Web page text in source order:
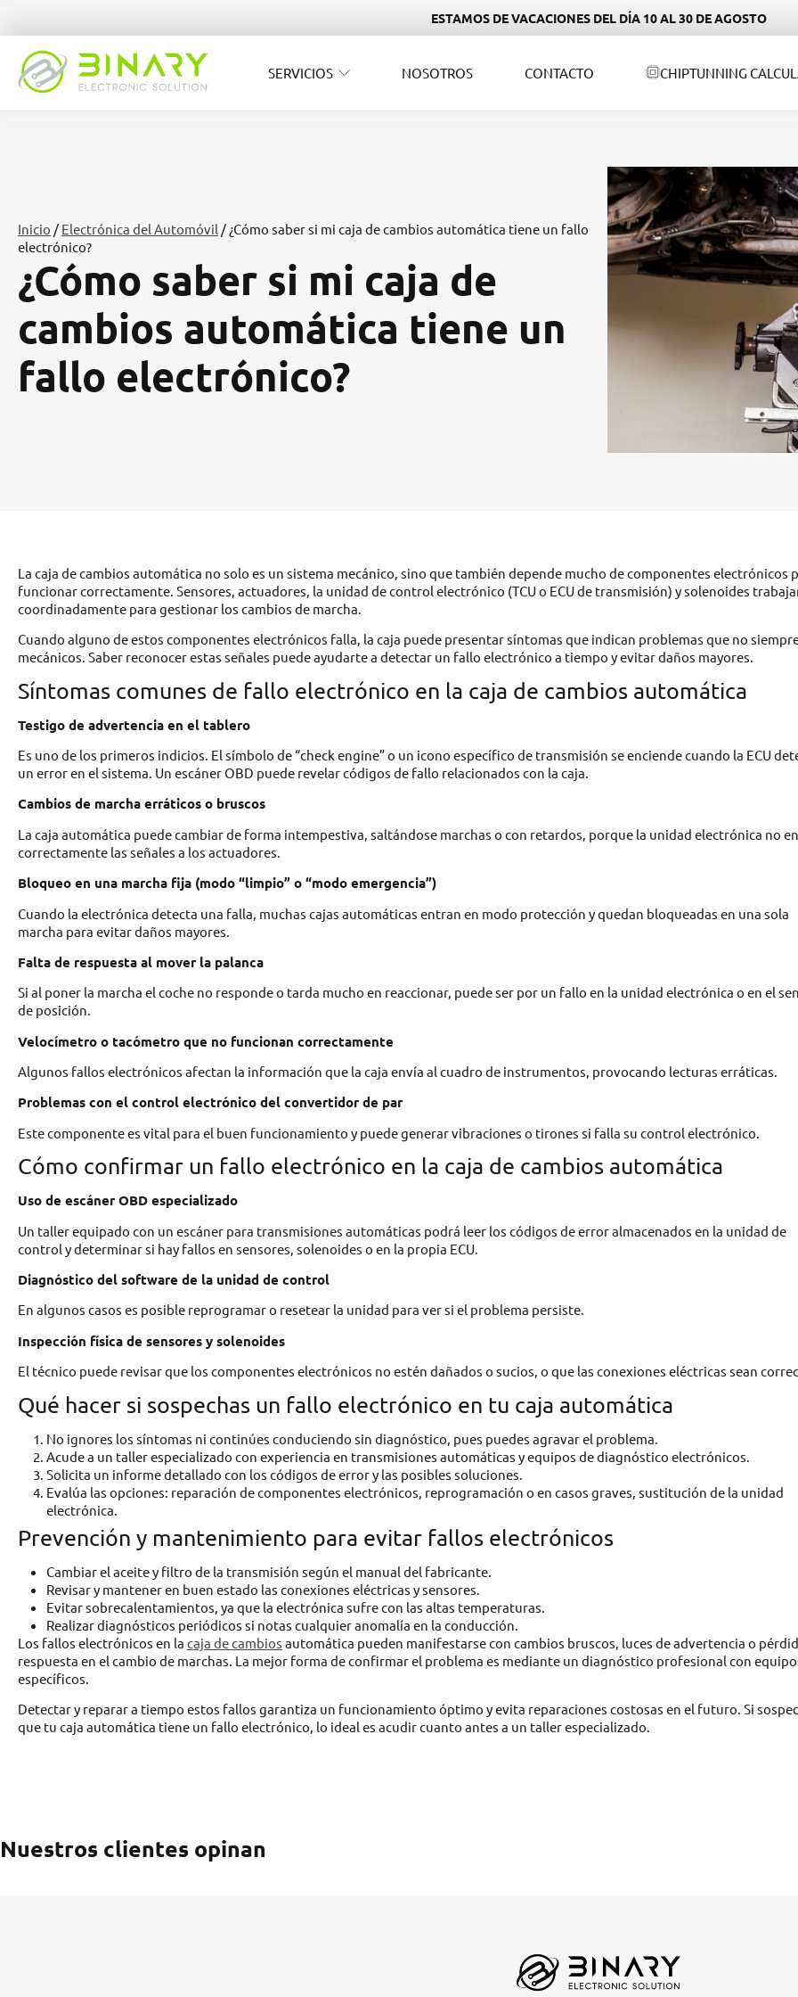
ESTAMOS DE VACACIONES DEL DÍA 10 AL 30 DE AGOSTO
SERVICIOS NOSOTROS CONTACTO CHIPTUNNING
Inicio / Electrónica del Automóvil / ¿Cómo saber si mi caja de cambios automática tiene un fallo
electrónico?
¿Cómo saber si mi caja de
cambios automática tiene un
fallo electrónico?
La caja de cambios automática no solo es un sistema mecánico, sino que también depende mucho de componentes electrónicos
funcionar correctamente. Sensores, actuadores, la unidad de control electrónico (TCU o ECU de transmisión) y solenoides
coordinadamente para gestionar los cambios de marcha.
Cuando alguno de estos componentes electrónicos falla, la caja puede presentar síntomas que indican problemas que no
mecánicos. Saber reconocer estas señales puede ayudarte a detectar un fallo electrónico a tiempo y evitar daños mayores.
Síntomas comunes de fallo electrónico en la caja de cambios automática
Testigo de advertencia en el tablero
Es uno de los primeros indicios. El símbolo de “check engine” o un icono específico de transmisión se enciende cuando la ECU
un error en el sistema. Un escáner OBD puede revelar códigos de fallo relacionados con la caja.
Cambios de marcha erráticos o bruscos
La caja automática puede cambiar de forma intempestiva, saltándose marchas o con retardos, porque la unidad electrónica no
correctamente las señales a los actuadores.
Bloqueo en una marcha fija (modo “limpio” o “modo emergencia”)
Cuando la electrónica detecta una falla, muchas cajas automáticas entran en modo protección y quedan bloqueadas en una sola
marcha para evitar daños mayores.
Falta de respuesta al mover la palanca
Si al poner la marcha el coche no responde o tarda mucho en reaccionar, puede ser por un fallo en la unidad electrónica o en el
de posición.
Velocímetro o tacómetro que no funcionan correctamente
Algunos fallos electrónicos afectan la información que la caja envía al cuadro de instrumentos, provocando lecturas erráticas.
Problemas con el control electrónico del convertidor de par
Este componente es vital para el buen funcionamiento y puede generar vibraciones o tirones si falla su control electrónico.
Cómo confirmar un fallo electrónico en la caja de cambios automática
Uso de escáner OBD especializado
Un taller equipado con un escáner para transmisiones automáticas podrá leer los códigos de error almacenados en la unidad de
control y determinar si hay fallos en sensores, solenoides o en la propia ECU.
Diagnóstico del software de la unidad de control
En algunos casos es posible reprogramar o resetear la unidad para ver si el problema persiste.
Inspección física de sensores y solenoides
El técnico puede revisar que los componentes electrónicos no estén dañados o sucios, o que las conexiones eléctricas sean
Qué hacer si sospechas un fallo electrónico en tu caja automática
No ignores los síntomas ni continúes conduciendo sin diagnóstico, pues puedes agravar el problema.
Acude a un taller especializado con experiencia en transmisiones automáticas y equipos de diagnóstico electrónicos.
Solicita un informe detallado con los códigos de error y las posibles soluciones.
Evalúa las opciones: reparación de componentes electrónicos, reprogramación o en casos graves, sustitución de la unidad
electrónica.
Prevención y mantenimiento para evitar fallos electrónicos
Cambiar el aceite y filtro de la transmisión según el manual del fabricante.
Revisar y mantener en buen estado las conexiones eléctricas y sensores.
Evitar sobrecalentamientos, ya que la electrónica sufre con las altas temperaturas.
Realizar diagnósticos periódicos si notas cualquier anomalía en la conducción.
Los fallos electrónicos en la caja de cambios automática pueden manifestarse con cambios bruscos, luces de advertencia o
respuesta en el cambio de marchas. La mejor forma de confirmar el problema es mediante un diagnóstico profesional con
específicos.
Detectar y reparar a tiempo estos fallos garantiza un funcionamiento óptimo y evita reparaciones costosas en el futuro. Si
que tu caja automática tiene un fallo electrónico, lo ideal es acudir cuanto antes a un taller especializado.
Nuestros clientes opinan